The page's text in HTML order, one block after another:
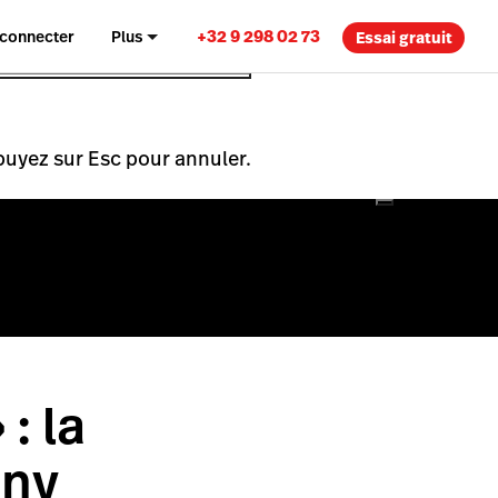
Plus +32 9 298 02 73 Essai gratuit
sur Esc pour annuler.
la